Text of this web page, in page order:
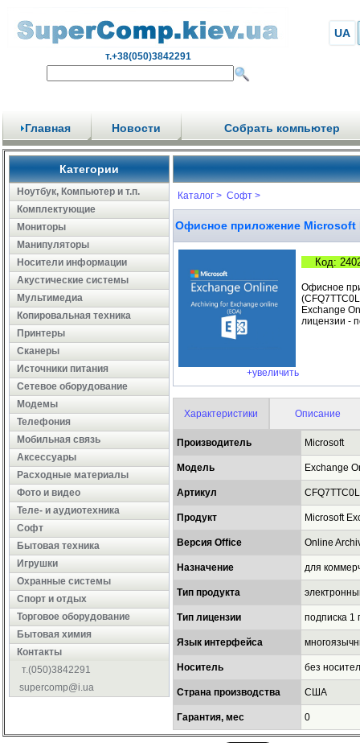
т.+38(050)3842291
UA
Главная Новости Собрать компьютер
Категории
Ноутбук, Компьютер и т.п.
Комплектующие
Мониторы
Манипуляторы
Носители информации
Акустические системы
Мультимедиа
Копировальная техника
Принтеры
Сканеры
Источники питания
Сетевое оборудование
Модемы
Телефония
Мобильная связь
Аксессуары
Расходные материалы
Фото и видео
Теле- и аудиотехника
Софт
Бытовая техника
Игрушки
Охранные системы
Cпорт и отдых
Торговое оборудование
Бытовая химия
Контакты
т.(050)3842291
supercomp@i.ua
Каталог > Софт >
Офисное приложение Microsoft
+увеличить
Код:
Офисное
Exchange
лицензии -
Характеристики Описание
Производитель Microsoft
Модель Exchange
Артикул
Продукт Microsoft
Версия Office Online
Назначение для
Тип продукта
Тип лицензии подписка 1
Язык интерфейса
Носитель без
Страна производства США
Гарантия, мес 0